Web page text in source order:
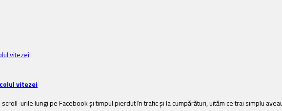
vitezei
urile lungi pe Facebook și timpul pierdut în trafic și la cumpărături, uităm ce trai simplu